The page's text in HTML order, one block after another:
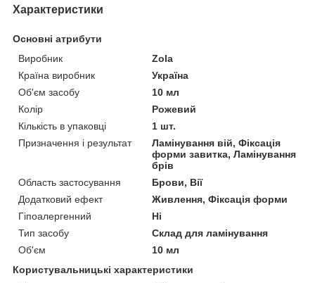
Характеристики
Основні атрибути
Виробник
Zola
Країна виробник
Україна
Об'єм засобу
10 мл
Колір
Рожевий
Кількість в упаковці
1 шт.
Призначення і результат
Ламінування вій, Фіксація
форми завитка, Ламінування
брів
Область застосування
Брови, Вії
Додатковий ефект
Живлення, Фіксація форми
Гіпоалергенний
Ні
Тип засобу
Склад для ламінування
Об'єм
10 мл
Користувальницькі характеристики